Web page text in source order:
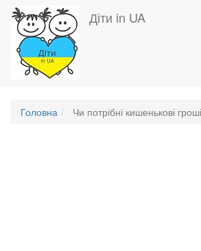
Перейти
основного
вмісту
Діти in UA
Головна Чи потрібні кишенькові